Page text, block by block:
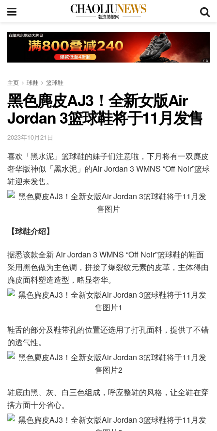
主页 球鞋 篮球鞋
黑色麂皮AJ3！全新女版Air
Jordan 3篮球鞋将于11月发售
2023年10月21日
喜欢「黑水泥」篮球鞋的妹子们注意啦，下月将有一双麂皮
奢华版神似「黑水泥」的Air Jordan 3 WMNS “Off Noir”篮球
鞋迎来发售。
【球鞋介绍】
据悉该款全新 Air Jordan 3 WMNS “Off Noir”篮球鞋的鞋面
采用黑色做为主色调，拼接了爆裂纹元素的皮革，主体得由
麂皮面料塑造造型，略显奢华。
鞋舌的部分及鞋带孔的位置还选用了打孔面料，提供了不错
的透气性。
鞋底由黑、灰、白三色组成，呼应整鞋的风格，让全鞋在穿
搭方面十分省心。